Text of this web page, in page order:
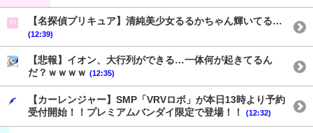
【名探偵プリキュア】清純美少女るるかちゃん輝いてる…
(12:39)
【悲報】イオン、大行列ができる…一体何が起きてるん
だ？ｗｗｗｗ (12:35)
【カーレンジャー】SMP「VRVロボ」が本日13時より予約
受付開始！！プレミアムバンダイ限定で登場！！
(12:32)